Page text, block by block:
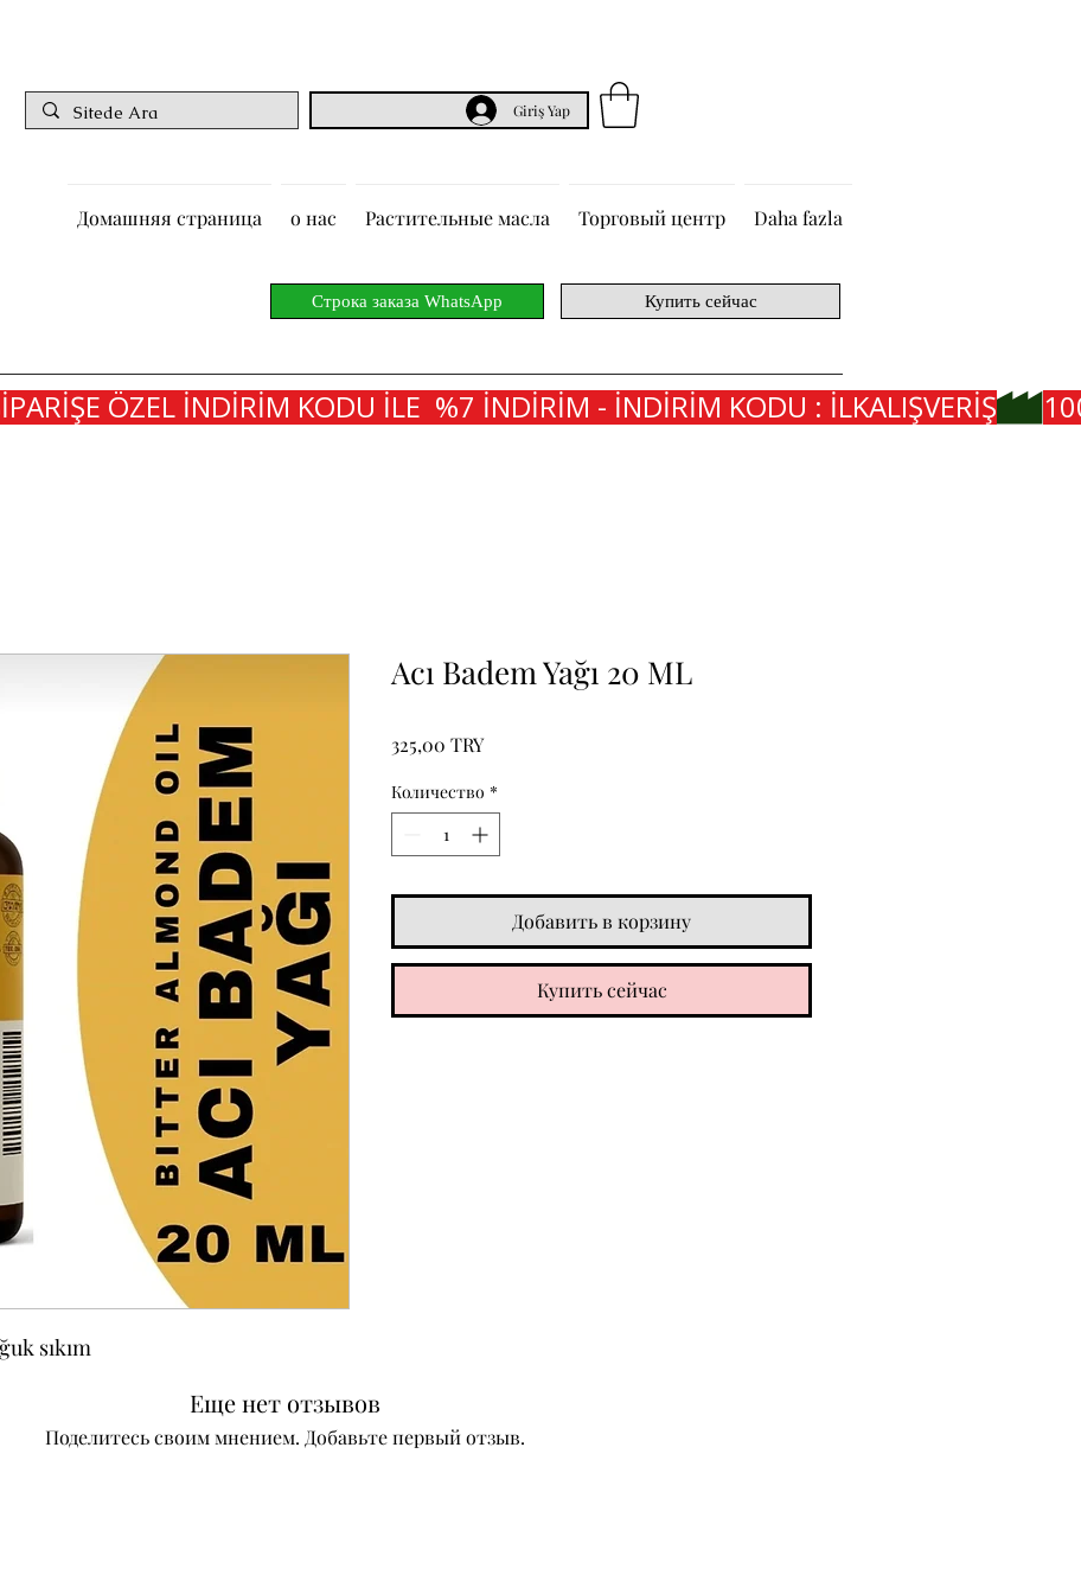
Giriş Yap
Домашняя страница о нас Растительные масла Торговый центр Daha fazla
Строка заказа WhatsApp Купить сейчас
ÖZEL İNDİRİM KODU İLE  %7 İNDİRİM - İNDİRİM KODU : İLKALIŞVERİŞ
sıkım
Acı Badem Yağı 20 ML
325,00 TRYЦена
Количество *
Добавить в корзину
Купить сейчас
Еще нет отзывов
Поделитесь своим мнением. Добавьте первый отзыв.